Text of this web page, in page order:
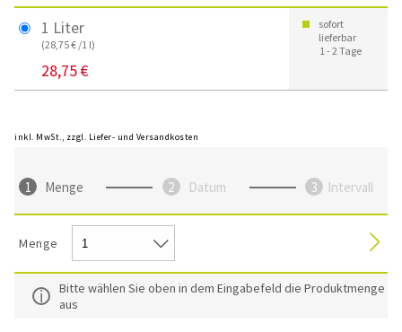
1 Liter
(28,75 € /1 l)
28,75 €
sofort
lieferbar
1 - 2 Tage
inkl. MwSt., zzgl. Liefer- und Versandkosten
Menge Datum Intervall
Menge
Bitte wählen Sie oben in dem Eingabefeld die Produktmenge
aus